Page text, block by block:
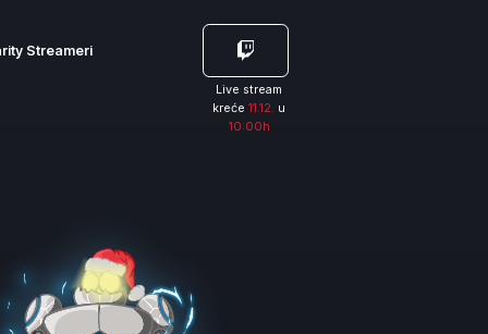
Streameri
Live stream
kreće11.12. u
10:00h